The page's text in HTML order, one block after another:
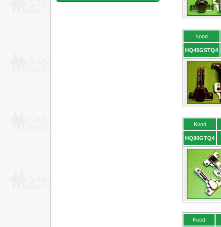
Kood
HQ45GSTQ4
Kood
HQ90GTQ4
Kood